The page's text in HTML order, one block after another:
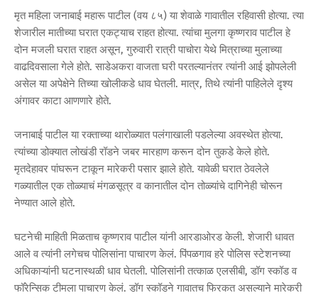
मृत महिला जनाबाई महारू पाटील (वय ८५) या शेवाळे गावातील रहिवासी होत्या. त्या
शेजारील मातीच्या घरात एकट्याच राहत होत्या. त्यांचा मुलगा कृष्णराव पाटील हे
दोन मजली घरात राहत असून, गुरुवारी रात्री पाचोरा येथे मित्राच्या मुलाच्या
वाढदिवसाला गेले होते. साडेअकरा वाजता घरी परतल्यानंतर त्यांनी आई झोपलेली
असेल या अपेक्षेने तिच्या खोलीकडे धाव घेतली. मात्र, तिथे त्यांनी पाहिलेले दृश्य
अंगावर काटा आणणारे होते.
जनाबाई पाटील या रक्ताच्या थारोळ्यात पलंगाखाली पडलेल्या अवस्थेत होत्या.
त्यांच्या डोक्यात लोखंडी रॉडने जबर मारहाण करून दोन तुकडे केले होते.
मृतदेहावर पांघरून टाकून मारेकरी पसार झाले होते. यावेळी घरात ठेवलेले
गळ्यातील एक तोळ्याचं मंगळसूत्र व कानातील दोन तोळ्यांचे दागिनेही चोरून
नेण्यात आले होते.
घटनेची माहिती मिळताच कृष्णराव पाटील यांनी आरडाओरड केली. शेजारी धावत
आले व त्यांनी लगेचच पोलिसांना पाचारण केलं. पिंपळगाव हरे पोलिस स्टेशनच्या
अधिकाऱ्यांनी घटनास्थळी धाव घेतली. पोलिसांनी तत्काळ एलसीबी, डॉग स्कॉड व
फॉरेन्सिक टीमला पाचारण केलं. डॉग स्कॉडने गावातच फिरकत असल्याने मारेकरी